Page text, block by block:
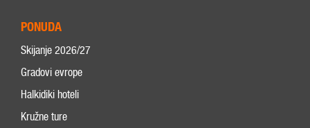
PONUDA
Skijanje 2026/27
Gradovi evrope
Halkidiki hoteli
Kružne ture